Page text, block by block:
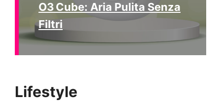
O3 Cube: Aria Pulita Senza
Filtri
Lifestyle